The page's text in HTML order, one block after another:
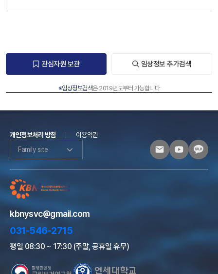
관심자원 보관 임상정보 추가검색
※임상정보검색은 2019년도부터 가능합니다
개인정보처리 방침
이용약관
Family site
kbnysvc@gmail.com
031-546-2715
평일 08:30 ~ 17:30 (주말, 공휴일 휴무)